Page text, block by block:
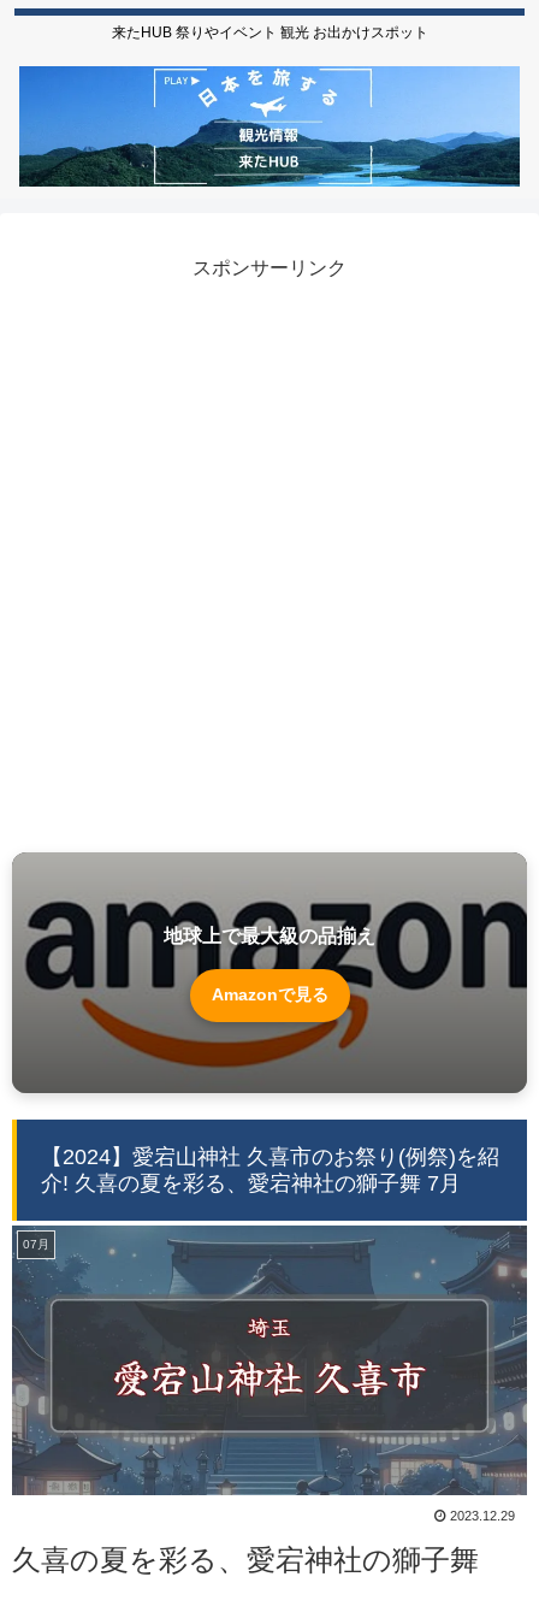
来たHUB 祭りやイベント 観光 お出かけスポット
スポンサーリンク
地球上で最大級の品揃え
Amazonで見る
【2024】愛宕山神社 久喜市のお祭り(例祭)を紹
介! 久喜の夏を彩る、愛宕神社の獅子舞 7月
07月
2023.12.29
久喜の夏を彩る、愛宕神社の獅子舞